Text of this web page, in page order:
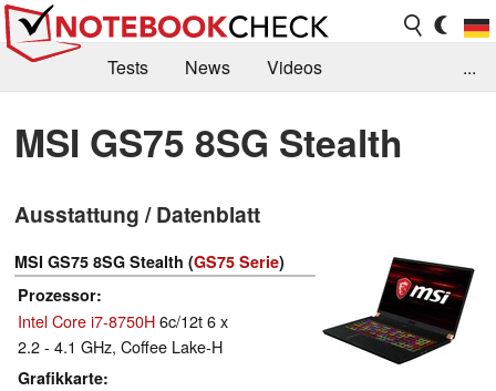
Tests News
Videos
Kaufberatung
Deals Suche
Jobs
Forum
...
MSI GS75 8SG Stealth
Ausstattung / Datenblatt
MSI GS75 8SG Stealth (GS75 Serie)
Prozessor
Intel Core i7-8750H6c/12t 6 x
2.2 - 4.1 GHz, Coffee Lake-H
Grafikkarte